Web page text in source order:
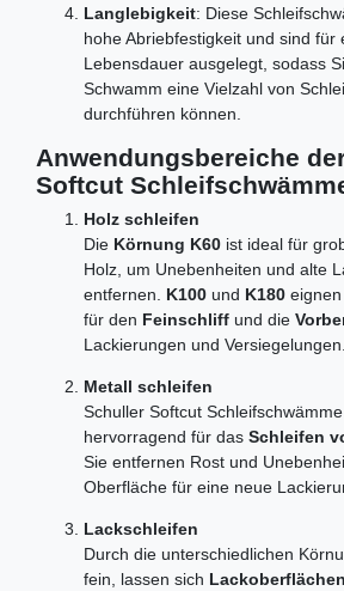
Langlebigkeit: Diese
hohe Abriebfestigkeit und sind für
Lebensdauer ausgelegt, sodass
Schwamm eine Vielzahl von
durchführen können.
Anwendungsbereiche
Softcut
Holz schleifen
Die Körnung K60 ist ideal für
Holz, um Unebenheiten und alte
entfernen. K100 und K180
für den Feinschliff und die
Lackierungen und Versiegelungen.
Metall schleifen
Schuller Softcut
hervorragend für das Schleifen
Sie entfernen Rost und
Oberfläche für eine neue
Lackschleifen
Durch die unterschiedlichen
fein, lassen sich Lackoberflächen